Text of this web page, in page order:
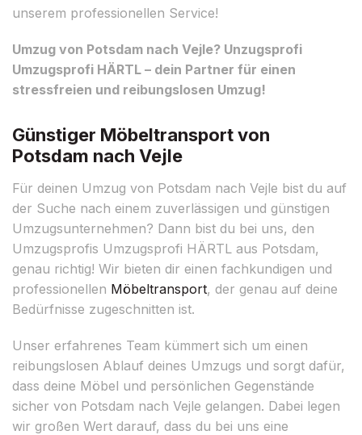
unserem professionellen Service!
Umzug von Potsdam nach Vejle? Unzugsprofi
Umzugsprofi HÄRTL – dein Partner für einen
stressfreien und reibungslosen Umzug!
Günstiger Möbeltransport von
Potsdam nach Vejle
Für deinen Umzug von Potsdam nach Vejle bist du auf
der Suche nach einem zuverlässigen und günstigen
Umzugsunternehmen? Dann bist du bei uns, den
Umzugsprofis Umzugsprofi HÄRTL aus Potsdam,
genau richtig! Wir bieten dir einen fachkundigen und
professionellen Möbeltransport, der genau auf deine
Bedürfnisse zugeschnitten ist.
Unser erfahrenes Team kümmert sich um einen
reibungslosen Ablauf deines Umzugs und sorgt dafür,
dass deine Möbel und persönlichen Gegenstände
sicher von Potsdam nach Vejle gelangen. Dabei legen
wir großen Wert darauf, dass du bei uns eine